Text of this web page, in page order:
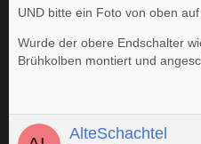
UND bitte ein Foto von oben
Wurde der obere Endschalter
Brühkolben montiert und
AlteSchachtel